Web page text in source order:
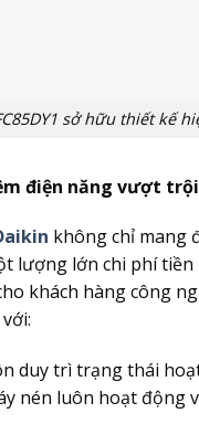
sở hữu thiết kế
điện năng vượt
không chỉ mang
lượng lớn chi phí
khách hàng công
duy trì trạng thái
nén luôn hoạt động